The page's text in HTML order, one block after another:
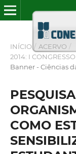
INÍCIO / ACERVO /
2014: I
Banner - Ciências
COMO